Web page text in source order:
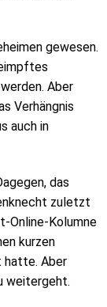
gewesen.
Aber
Verhängnis
auch in
das
zuletzt
Online-Kolumne
kurzen
hatte. Aber
weitergeht.